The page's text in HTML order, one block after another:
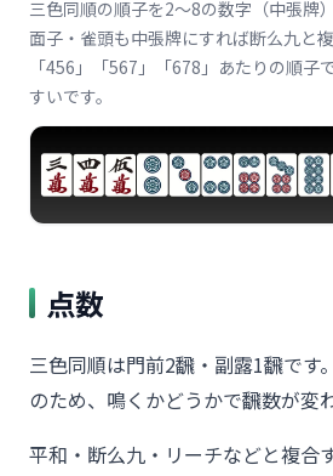
三色同順の順子を2〜8の数字（中張牌
面子・雀頭も中張牌にすれば断么九と
「456」「567」「678」あたりの順子
すいです。
点数
三色同順は門前2飜・副露1飜です
のため、鳴くかどうかで飜数が変
平和・断么九・リーチなどと複合